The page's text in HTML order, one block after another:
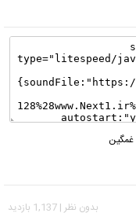
غمگین
بدون نظر | 1,137 بازدید